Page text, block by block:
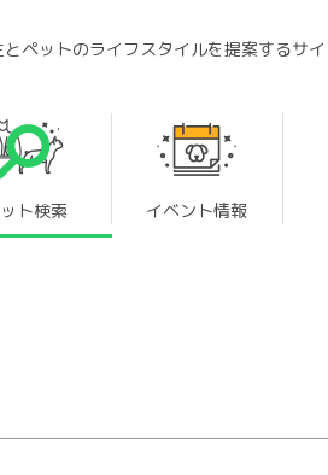
とペットのライフスタイルを提案するサ
ト検索 イベント情報